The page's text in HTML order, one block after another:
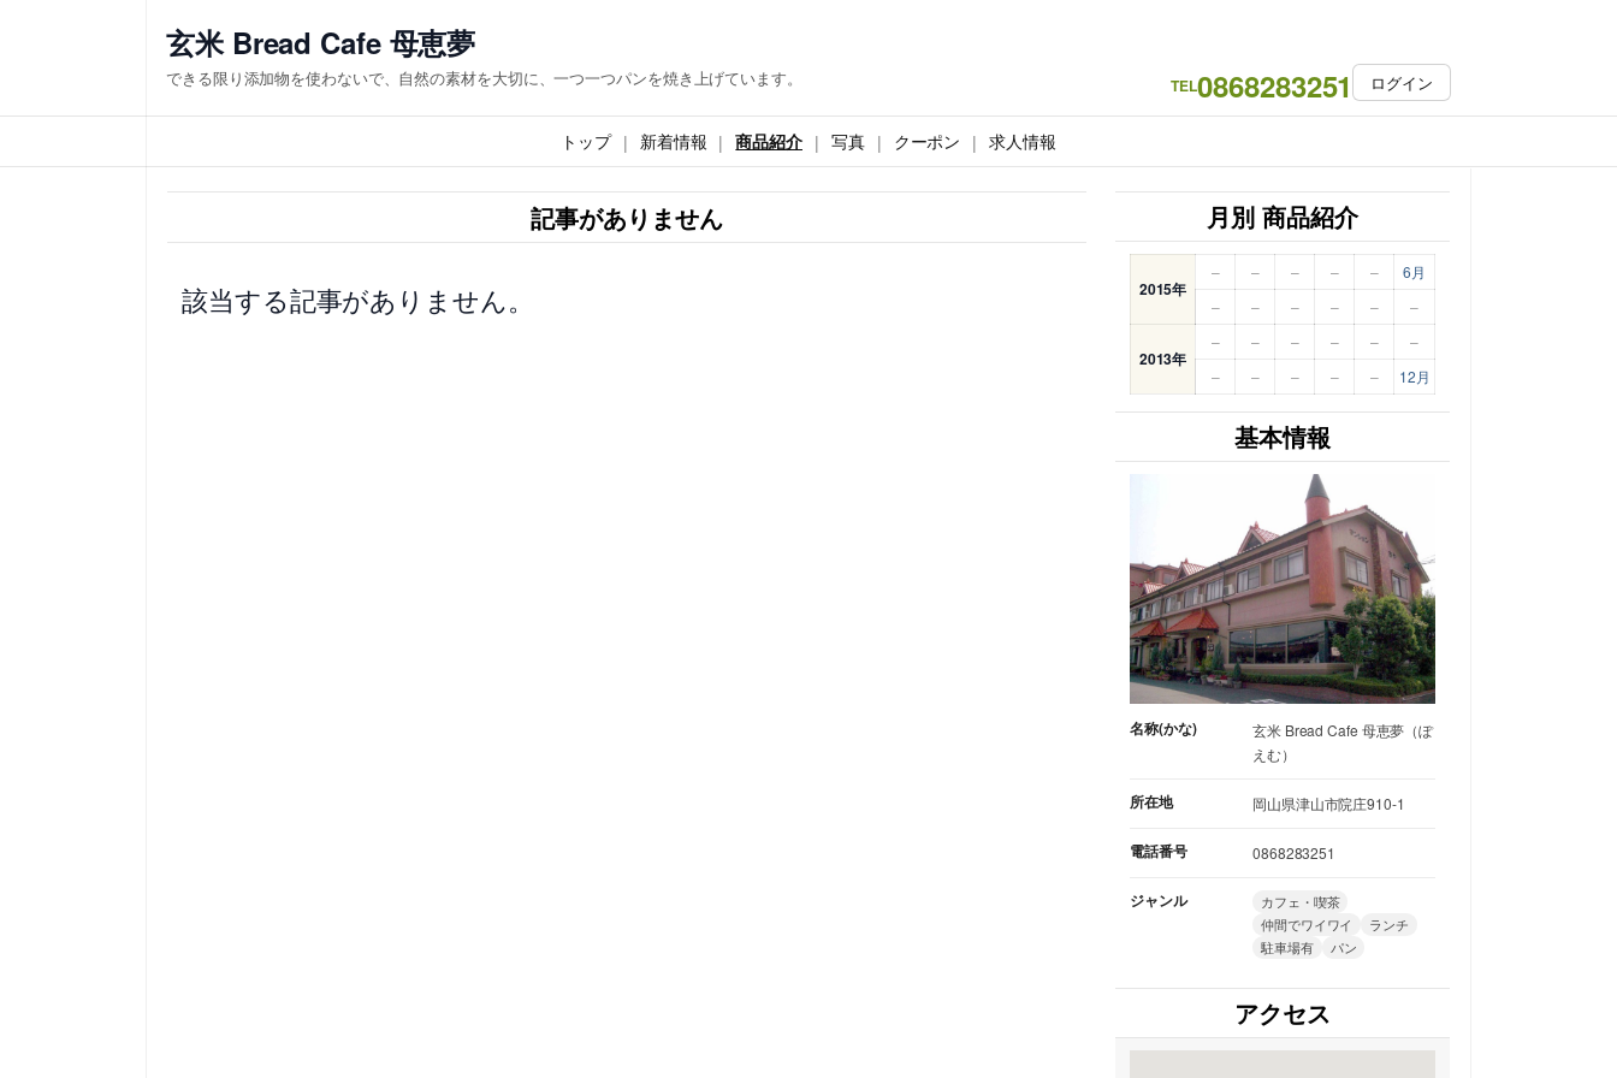
ス
キ
玄米 Bread Cafe 母恵夢
できる限り添加物を使わないで、自然の素材を大切に、一つ一つパンを焼き上げています。 TEL0868283251 ログイン
トップ 新着情報 商品紹介 写真 クーポン 求人情報
記事がありません
該当する記事がありません。
月別 商品紹介
2015年
– – – – –
6月
–
– – – – –
2013年
– – – – –
–
–
– – – – 12月
基本情報
名称(かな)
玄米 Bread Cafe 母恵夢（ぽ
えむ）
所在地 岡山県津山市院庄910-1
電話番号 0868283251
ジャンル
カフェ・喫茶
仲間でワイワイ
ランチ
駐車場有
パン
アクセス